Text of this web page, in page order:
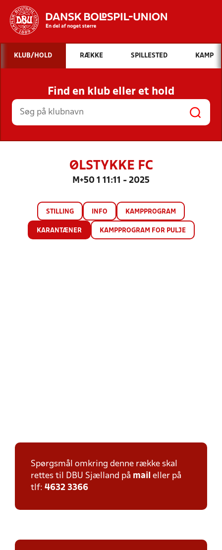
Hvad vil du søge efter?
INDHOLD OG NYHEDER
STILLINGER, RESULTATER, KLUBBER OG
HOLD
KLUB/HOLD RÆKKE SPILLESTED KAMP
Find en klub eller et hold
ØLSTYKKE FC
M+50 1 11:11 - 2025
STILLING INFO KAMPPROGRAM
KARANTÆNER KAMPPROGRAM FOR PULJE
Spørgsmål omkring denne række skal
rettes til DBU Sjælland på mail eller på
tlf: 4632 3366